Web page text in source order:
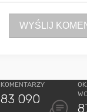
WYŚLIJ
KOMENTARZY
83 090